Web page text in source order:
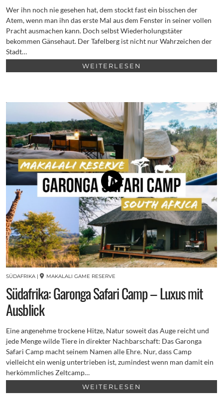
Wer ihn noch nie gesehen hat, dem stockt fast ein bisschen der
Atem, wenn man ihn das erste Mal aus dem Fenster in seiner vollen
Pracht ausmachen kann. Doch selbst Wiederholungstäter
bekommen Gänsehaut. Der Tafelberg ist nicht nur Wahrzeichen der
Stadt…
WEITERLESEN
SÜDAFRIKA | MAKALALI GAME RESERVE
Südafrika: Garonga Safari Camp – Luxus mit
Ausblick
Eine angenehme trockene Hitze, Natur soweit das Auge reicht und
jede Menge wilde Tiere in direkter Nachbarschaft: Das Garonga
Safari Camp macht seinem Namen alle Ehre. Nur, dass Camp
vielleicht ein wenig untertrieben ist, zumindest wenn man damit ein
herkömmliches Zeltcamp…
WEITERLESEN